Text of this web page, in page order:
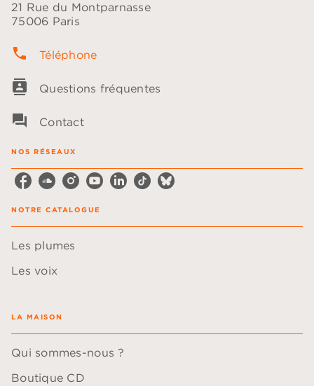
21 Rue du Montparnasse
75006 Paris
phone Téléphone
contacts Questions fréquentes
question_answer Contact
NOS RÉSEAUX
NOTRE CATALOGUE
Les plumes
Les voix
LA MAISON
Qui sommes-nous ?
Boutique CD